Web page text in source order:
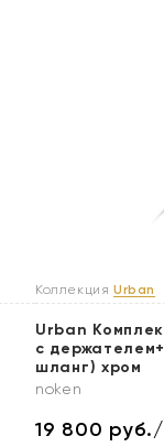
Коллекция Urban
Urban
с
шланг) хром
noken
19 800